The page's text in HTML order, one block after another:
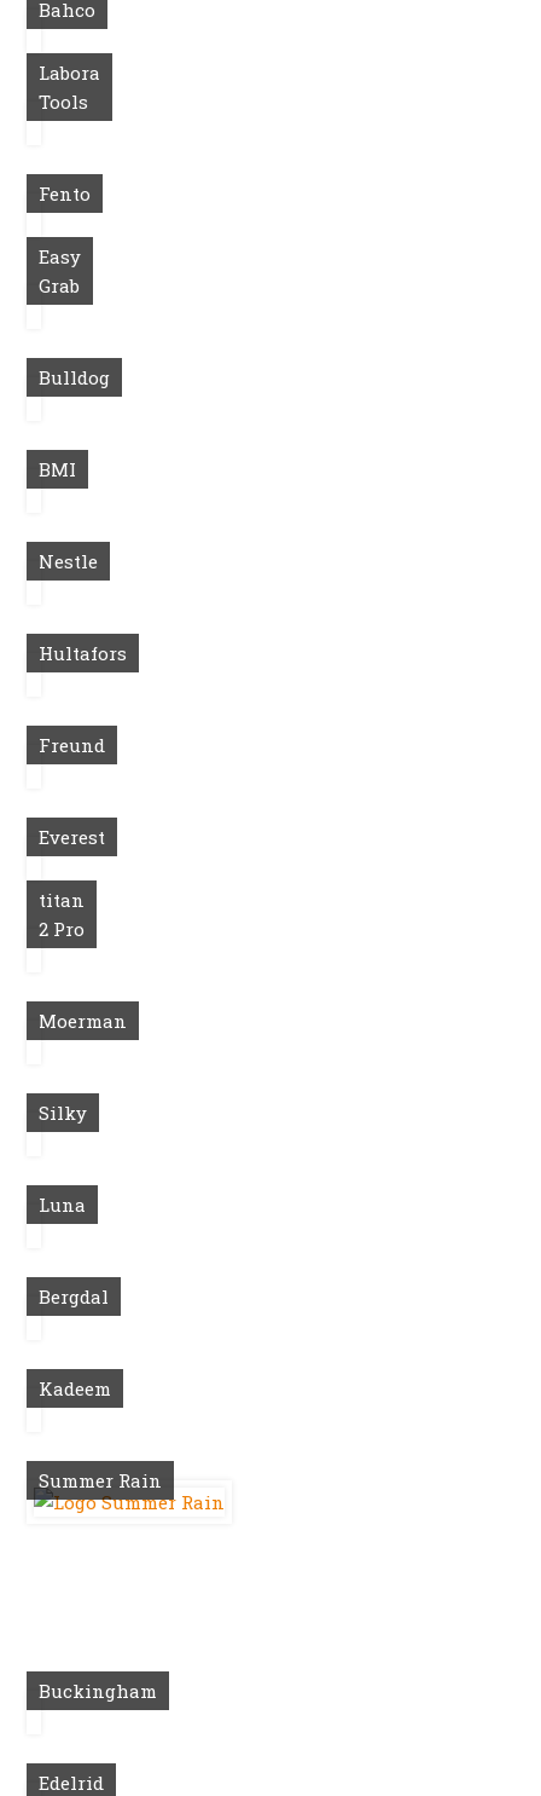
Bahco
Labora
Tools
Fento
Easy
Grab
Bulldog
BMI
Nestle
Hultafors
Freund
Everest
titan
2 Pro
Moerman
Silky
Luna
Bergdal
Kadeem
Summer Rain
Buckingham
Edelrid